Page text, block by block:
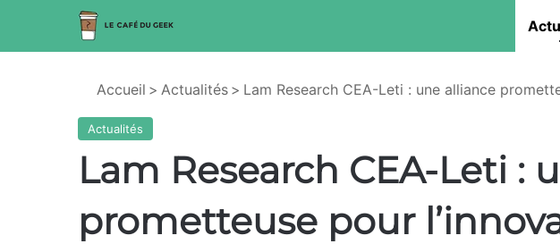
Accueil > Actualités > Lam Research CEA-Leti : une alliance
Actualités
Lam Research CEA-Leti :
prometteuse pour